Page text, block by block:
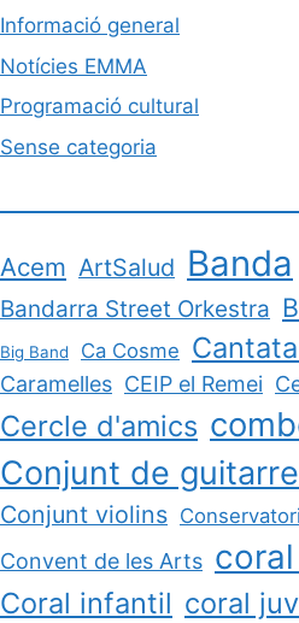
Informació general
Notícies EMMA
Programació cultural
Sense categoria
Acem ArtSalud Banda
Bandarra Street Orkestra
Big Band Ca Cosme
Caramelles CEIP el Remei
Cercle d'amics
Conjunt de
Conjunt violins
Convent de les Arts
Coral infantil coral